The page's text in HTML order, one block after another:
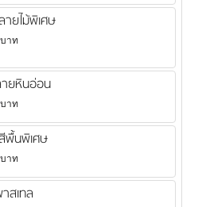
ายไม้พิเศษ
บาท
ยหินอ่อน
บาท
พื้นพิเศษ
บาท
สเทล